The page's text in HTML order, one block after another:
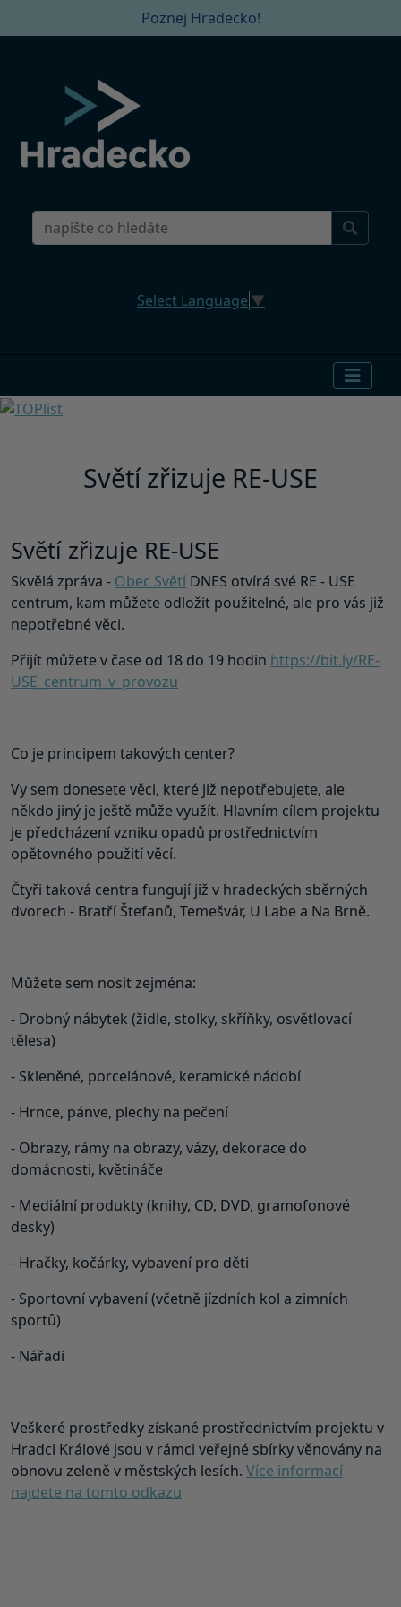
Poznej Hradecko!
Select Language ▼
Světí zřizuje RE-USE
Světí zřizuje RE-USE
Skvělá zpráva - Obec Světí DNES otvírá své RE - USE
centrum, kam můžete odložit použitelné, ale pro vás již
nepotřebné věci.
Přijít můžete v čase od 18 do 19 hodin https://bit.ly/RE-
USE_centrum_v_provozu
Co je principem takových center?
Vy sem donesete věci, které již nepotřebujete, ale
někdo jiný je ještě může využít. Hlavním cílem projektu
je předcházení vzniku opadů prostřednictvím
opětovného použití věcí.
Čtyři taková centra fungují již v hradeckých sběrných
dvorech - Bratří Štefanů, Temešvár, U Labe a Na Brně.
Můžete sem nosit zejména:
- Drobný nábytek (židle, stolky, skříňky, osvětlovací
tělesa)
- Skleněné, porcelánové, keramické nádobí
- Hrnce, pánve, plechy na pečení
- Obrazy, rámy na obrazy, vázy, dekorace do
domácnosti, květináče
- Mediální produkty (knihy, CD, DVD, gramofonové
desky)
- Hračky, kočárky, vybavení pro děti
- Sportovní vybavení (včetně jízdních kol a zimních
sportů)
- Nářadí
Veškeré prostředky získané prostřednictvím projektu v
Hradci Králové jsou v rámci veřejné sbírky věnovány na
obnovu zeleně v městských lesích. Více informací
najdete na tomto odkazu